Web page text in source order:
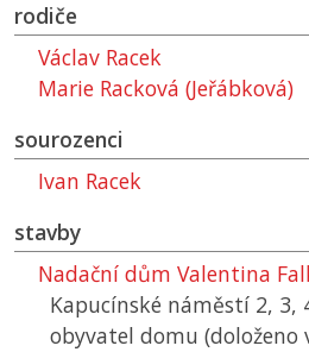
rodiče
Václav Racek
Marie Racková (Jeřábková)
sourozenci
Ivan Racek
stavby
Nadační dům Valentina
Kapucínské náměstí 2, 3,
obyvatel domu (doloženo